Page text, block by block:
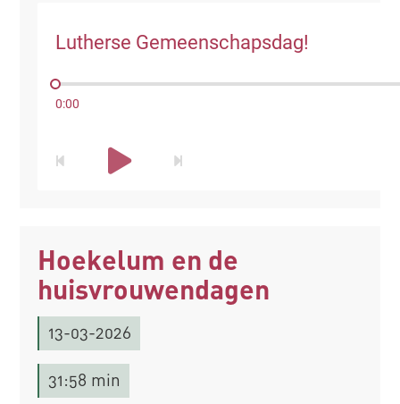
Lutherse Gemeenschapsdag!
0:00
Hoekelum en de
huisvrouwendagen
13-03-2026
31:58 min